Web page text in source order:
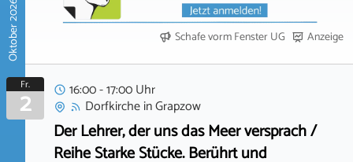
Oktober 2026 Schafe vorm Fenster UG Anzeige
Fr.
2
16:00 - 17:00 Uhr
DorfkircheinGrapzow
Der Lehrer, der uns das Meer versprach /
Reihe Starke Stücke. Berührt und